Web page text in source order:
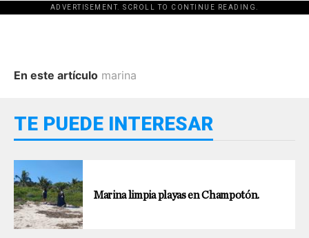
ADVERTISEMENT. SCROLL TO CONTINUE READING.
En este artículo marina
TE PUEDE INTERESAR
Marina limpia playas en Champotón.